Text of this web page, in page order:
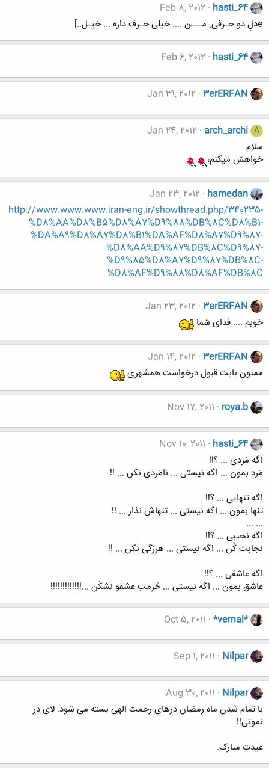
hasti_64
Feb 8, 2012
eدلِ دو حـرفی ِ مـــن .... خیلی حـرف داره ... خیـل..]
hasti_64
Feb 6, 2012
3erERFAN
Jan 31, 2012
A
arch_archi
Jan 24, 2012
سلام
خواهش میکنم،
hamedan
Jan 23, 2012
http://www.www.www.iran-eng.ir/showthread.php/340235-
%D8%AA%D8%B5%D8%A7%D9%88%DB%8C%D8%B1-
%DA%A9%D8%A7%D8%B1%DA%AF%D8%A7%D9%87-
%D8%AA%D9%87%DB%8C%D9%87-
%D9%85%D8%A7%D9%87%DB%8C-
%D8%AF%D9%88%D8%AF%DB%8C
3erERFAN
Jan 23, 2012
خوبم .... فدای شما
3erERFAN
Jan 14, 2012
ممنون بابت قبول درخواست همشهری
roya.b
Nov 17, 2011
hasti_64
Nov 10, 2011
اگه مَردی ... ؟!!
مَرد بمون ... اگه نیستی ... نامَردی نکن ... !!
اگه تنهایی ... ؟!!
تنها بمون ... اگه نیستی ... تنهاش نذار ... !!
... ...
اگه نجیبی ... ؟!!
نجابت کُن ... اگه نیستی ... هرزگی نکن ... !!
اگه عاشقی ... ؟!!
عاشق بمون ... اگه نیستی ... حُرمتِ عشقو نَشکَن ...!!!!!!!!!!!!!
*vernal*
Oct 5, 2011
Nilpar
Sep 1, 2011
Nilpar
Aug 30, 2011
با تمام شدن ماه رمضان درهای رحمت الهی بسته می شود. لای در
نمونی!!
عیدت مبارک.